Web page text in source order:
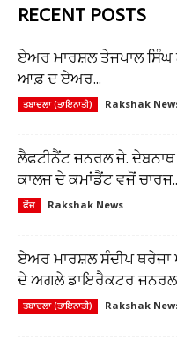
RECENT POSTS
ਏਅਰ ਮਾਰਸ਼ਲ ਤੇਜਪਾਲ ਸਿੰਘ
ਆਫ਼ ਦ ਏਅਰ...
ਤਬਾਦਲਾ (ਤਾਇਨਾਤੀ) Rakshak
ਲੈਫਟੀਨੈਂਟ ਜਨਰਲ ਜੇ.
ਕਾਲਜ ਦੇ ਕਮਾਂਡੈਂਟ ਵਜੋਂ
ਫੌਜ Rakshak News
ਏਅਰ ਮਾਰਸ਼ਲ ਸੰਦੀਪ
ਦੇ ਅਗਲੇ ਡਾਇਰੈਕਟਰ ਜਨਰਲ
ਤਬਾਦਲਾ (ਤਾਇਨਾਤੀ) Rakshak